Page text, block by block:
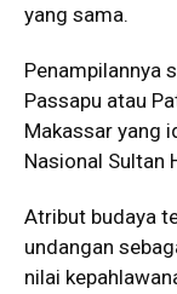
yang sama.
Penampilannya
Passapu atau
Makassar yang
Nasional Sultan
Atribut budaya
undangan
nilai